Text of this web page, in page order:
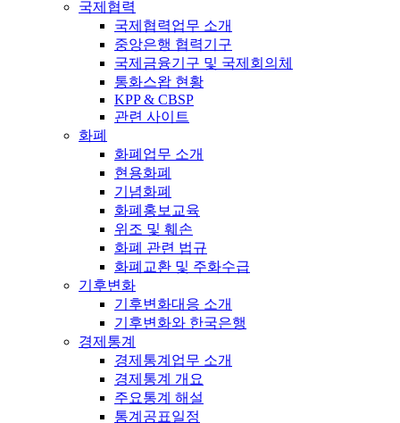
국제협력
국제협력업무 소개
중앙은행 협력기구
국제금융기구 및 국제회의체
통화스왑 현황
KPP & CBSP
관련 사이트
화폐
화폐업무 소개
현용화폐
기념화폐
화폐홍보교육
위조 및 훼손
화폐 관련 법규
화폐교환 및 주화수급
기후변화
기후변화대응 소개
기후변화와 한국은행
경제통계
경제통계업무 소개
경제통계 개요
주요통계 해설
통계공표일정